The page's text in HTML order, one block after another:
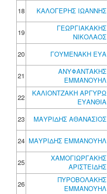
18
ΚΑΛΟΓΕΡΗΣ ΙΩΑΝΝΗΣ
19
ΓΕΩΡΓΙΑΚΑΚΗΣ
ΝΙΚΟΛΑΟΣ
20
ΓΟΥΜΕΝΑΚΗ ΕΥΑ
21
ΑΝΥΦΑΝΤΑΚΗΣ
ΕΜΜΑΝΟΥΗΛ
22
ΚΑΛΙΟΝΤΖΑΚΗ ΑΡΓΥΡΩ
ΕΥΑΝΘΙΑ
23 ΜΑΥΡΙΔΗΣ ΑΘΑΝΑΣΙΟΣ
24 ΜΑΥΡΙΔΗΣ ΕΜΜΑΝΟΥΗΛ
25
ΧΑΜΟΓΙΩΡΓΑΚΗΣ
ΑΡΙΣΤΕΙΔΗΣ
26
ΠΥΡΟΒΟΛΑΚΗΣ
ΕΜΜΑΝΟΥΗΛ